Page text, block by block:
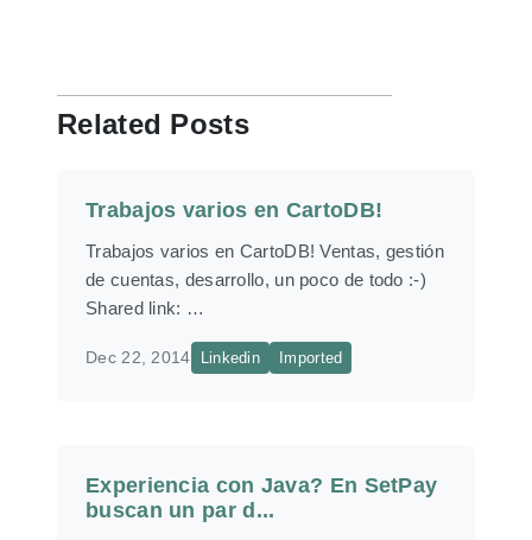
Related Posts
Trabajos varios en CartoDB!
Trabajos varios en CartoDB! Ventas, gestión
de cuentas, desarrollo, un poco de todo :-)
Shared link: …
Dec 22, 2014 Linkedin Imported
Experiencia con Java? En SetPay
buscan un par d...